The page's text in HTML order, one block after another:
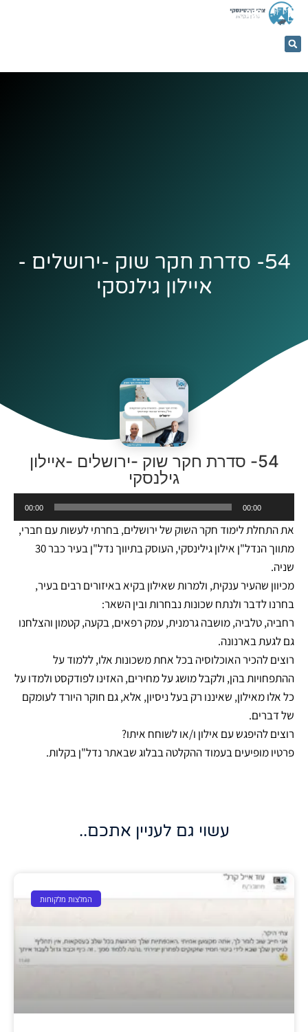
053-
5366884
54- סדרת חקר שוק -ירושלים -
איילון גילנסקי
54- סדרת חקר שוק -ירושלים -איילון
גילנסקי
אודיו
00:00
00:00
את התחלת לימוד חקר השוק של ירושלים, בחרתי לעשות עם חברי,
מתווך הנדל"ן אילון גילינסקי, העוסק בתיווך נדל"ן בעיר כבר 30
שניה.
מכיוון שהעיר ענקית, ולמרות שאילון בקיא באיזורים רבים בעיר,
בחרנו לדבר ולנתח שכונות נבחרות ובין השאר:
רחביה, טלביה, מושבה גרמנית, עמק רפאים, בקעה, קטמון והצלחנו
גם לגעת בארנונה.
רוצים להכיר האוכלוסיה בכל אחת משכונות אלו, ללמוד על
ההתפחויות בהן, ולקבל מושג על מחירים, האזינו לפודקסט ולמדו על
כל אלו מאילון, שאיננו רק בעל ניסיון, אלא, גם חוקר היורד לעומקם
של דברים.
רוצים להיפגש עם אילון ו/או לשוחח איתו?
פרטיו מופיעים בעמוד ההקלטה בבלוג שבאתר נדל"ן בקלות.
עשוי גם לעניין אתכם..
המלצות מלקוחות